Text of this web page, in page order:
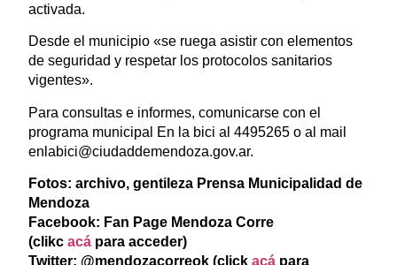
activada.
Desde el municipio «se ruega asistir con elementos
de seguridad y respetar los protocolos sanitarios
vigentes».
Para consultas e informes, comunicarse con el
programa municipal En la bici al 4495265 o al mail
enlabici@ciudaddemendoza.gov.ar.
Fotos: archivo, gentileza Prensa Municipalidad de
Mendoza
Facebook: Fan Page Mendoza Corre
(clikc acápara acceder)
Twitter: @mendozacorreok (click acápara